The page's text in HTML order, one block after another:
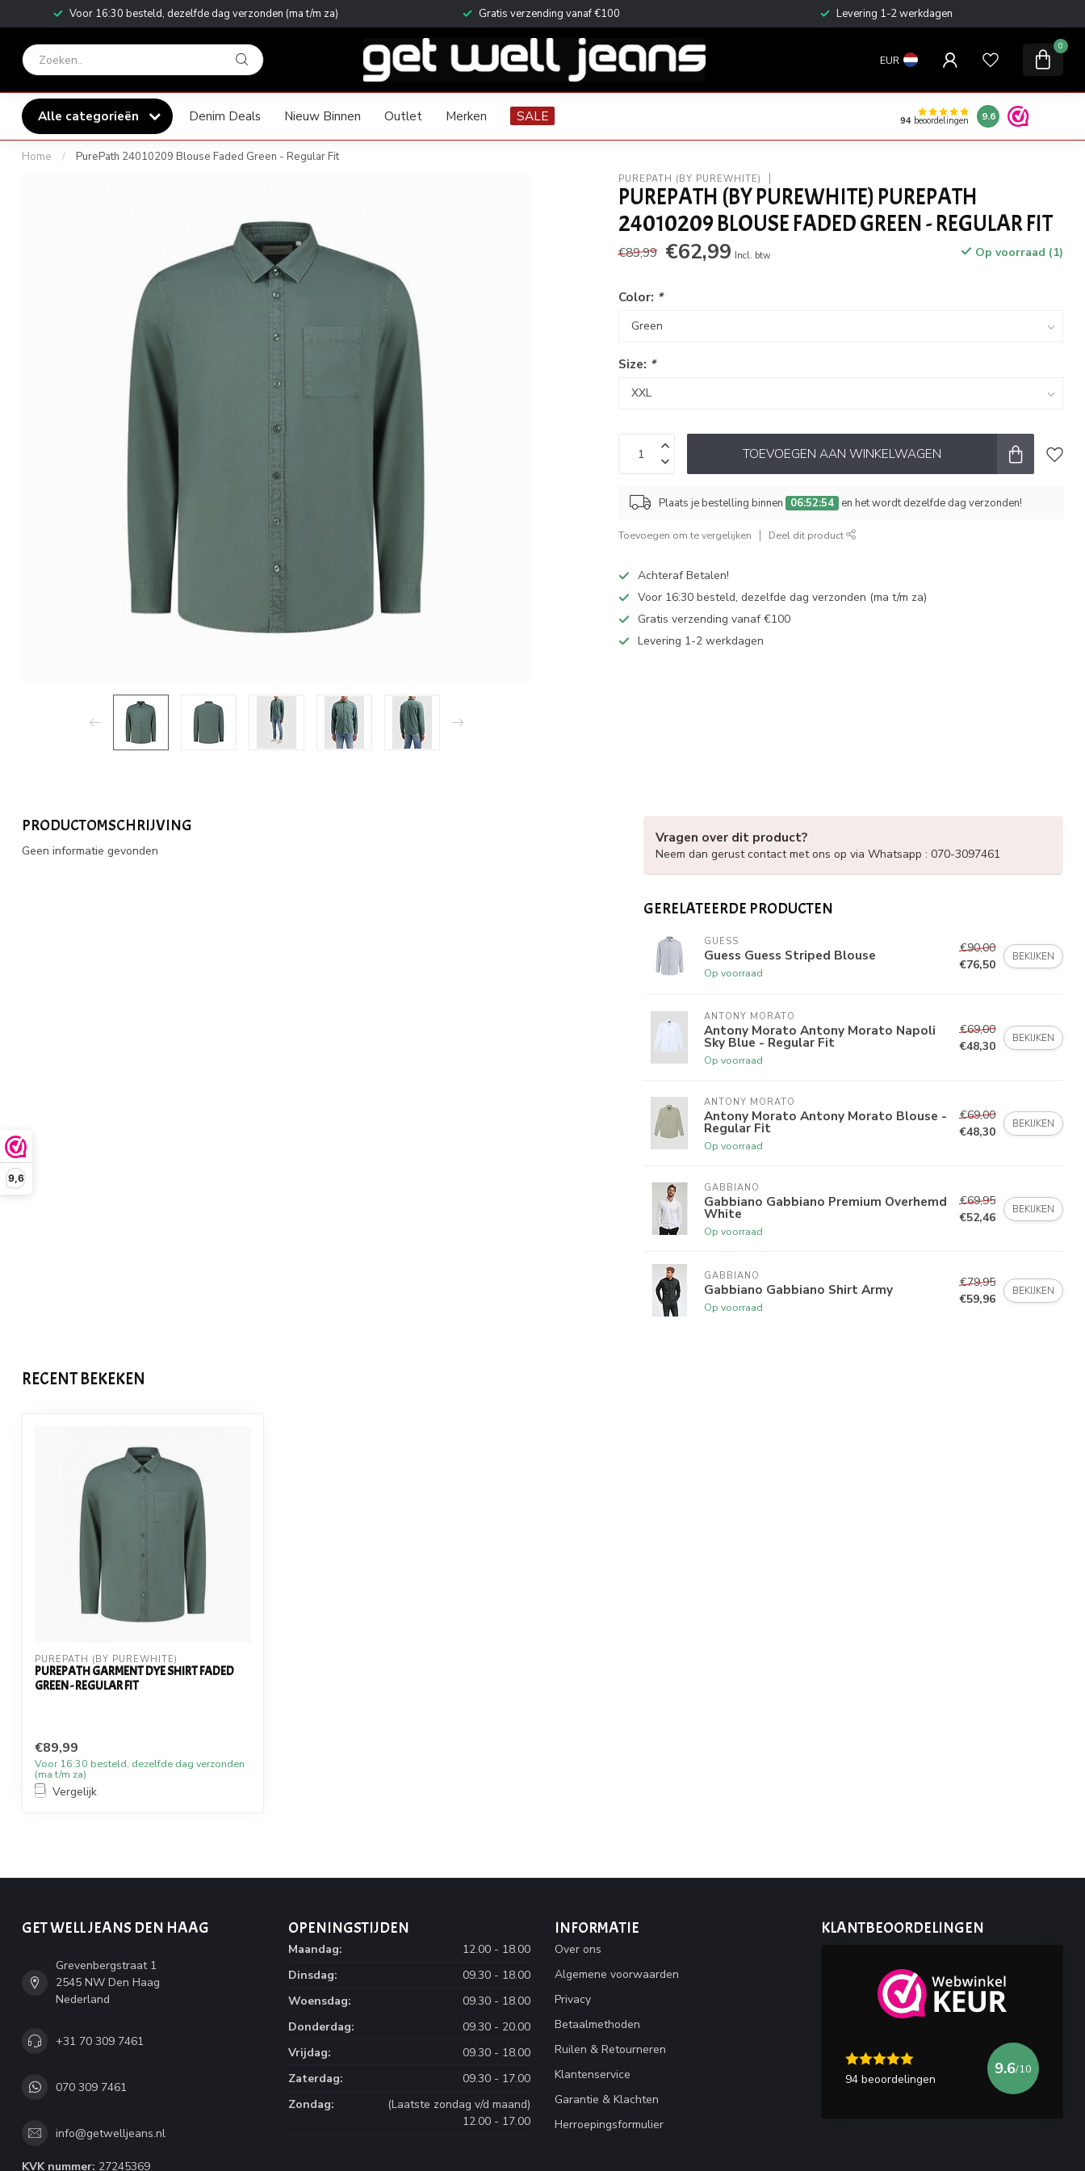
9,6
Voor 16:30 besteld, dezelfde dag verzonden (ma t/m za) Gratis verzending vanaf €100 Levering 1-2 werkdagen
EUR
0
Alle categorieën Denim Deals Nieuw Binnen Outlet Merken SALE 94 beoordelingen 9.6
Home / PurePath 24010209 Blouse Faded Green - Regular Fit
PUREPATH (BY PUREWHITE)
PUREPATH (BY PUREWHITE) PUREPATH
24010209 BLOUSE FADED GREEN - REGULAR FIT
€89,99 €62,99 Incl. btw Op voorraad (1)
Color: *
Size: *
TOEVOEGEN AAN WINKELWAGEN
Plaats je bestelling binnen 06:52:53 en het wordt dezelfde dag verzonden!
Toevoegen om te vergelijken Deel dit product
Achteraf Betalen!
Voor 16:30 besteld, dezelfde dag verzonden (ma t/m za)
Gratis verzending vanaf €100
Levering 1-2 werkdagen
PRODUCTOMSCHRIJVING
Geen informatie gevonden
Vragen over dit product?
Neem dan gerust contact met ons op via Whatsapp : 070-3097461
GERELATEERDE PRODUCTEN
GUESS
Guess Guess Striped Blouse
Op voorraad
€90,00
€76,50
BEKIJKEN
ANTONY MORATO
Antony Morato Antony Morato Napoli
Sky Blue - Regular Fit
Op voorraad
€69,00
€48,30
BEKIJKEN
ANTONY MORATO
Antony Morato Antony Morato Blouse -
Regular Fit
Op voorraad
€69,00
€48,30
BEKIJKEN
GABBIANO
Gabbiano Gabbiano Premium Overhemd
White
Op voorraad
€69,95
€52,46
BEKIJKEN
GABBIANO
Gabbiano Gabbiano Shirt Army
Op voorraad
€79,95
€59,96
BEKIJKEN
RECENT BEKEKEN
PUREPATH (BY PUREWHITE)
PUREPATH GARMENT DYE SHIRT FADED
GREEN - REGULAR FIT
€89,99
Voor 16:30 besteld, dezelfde dag verzonden
(ma t/m za)
Vergelijk
GET WELL JEANS DEN HAAG
Grevenbergstraat 1
2545 NW Den Haag
Nederland
+31 70 309 7461
070 309 7461
info@getwelljeans.nl
KVK nummer: 27245369
OPENINGSTIJDEN
Maandag:
12.00 - 18.00
Dinsdag:
09.30 - 18.00
Woensdag:
09.30 - 18.00
Donderdag:
09.30 - 20.00
Vrijdag:
09.30 - 18.00
Zaterdag:
09.30 - 17.00
Zondag:
(Laatste zondag v/d maand)
12.00 - 17.00
INFORMATIE
Over ons
Algemene voorwaarden
Privacy
Betaalmethoden
Ruilen & Retourneren
Klantenservice
Garantie & Klachten
Herroepingsformulier
KLANTBEOORDELINGEN
94 beoordelingen
9.6/10